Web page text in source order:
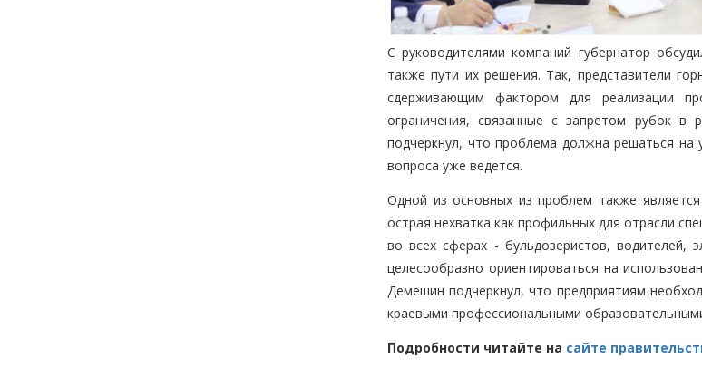
С руководителями компаний губернатор
также пути их решения. Так, представители
сдерживающим фактором для реализации
ограничения, связанные с запретом рубок в
подчеркнул, что проблема должна решаться
вопроса уже ведется.
Одной из основных из проблем также
острая нехватка как профильных для отрасли
во всех сферах - бульдозеристов, водителей,
целесообразно ориентироваться на
Демешин подчеркнул, что предприятиям
краевыми профессиональными
Подробности читайте на сайте